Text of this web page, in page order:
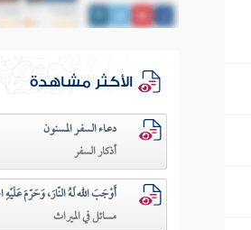
الأكثر مشاهدة
دعـاء السفـر المسنون
أذكار السفر
أَوْجَبَ الله لَهُ النّارَ، وَحَرّمَ عَلَيْهِ
مسائل في الميراث